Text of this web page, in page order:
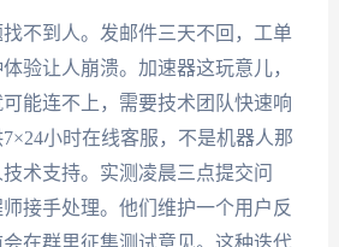
不到人。发邮件三天不回，工单
验让人崩溃。加速器这玩意儿，
能连不上，需要技术团队快速响
小时在线客服，不是机器人那
术支持。实测凌晨三点提交问
接手处理。他们维护一个用户反
在群里征集测试意见。这种迭代